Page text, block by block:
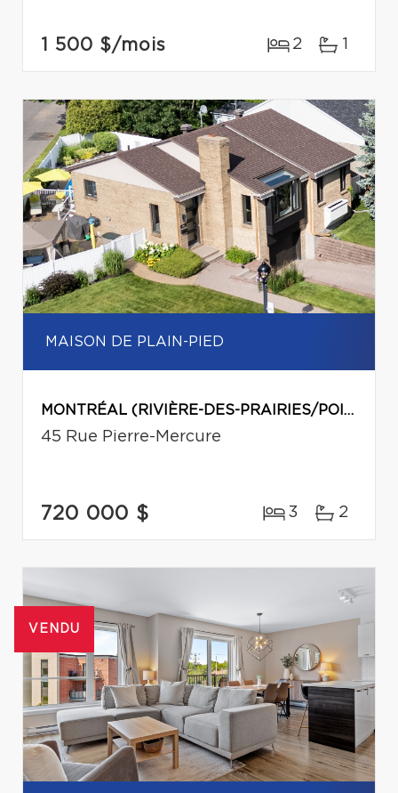
1 500 $/mois 2 1
MAISON DE PLAIN-PIED
MONTRÉAL (RIVIÈRE-DES-PRAIRIES/POINTE-AUX-TREMBLES)
45 Rue Pierre-Mercure
720 000 $ 3 2
VENDU